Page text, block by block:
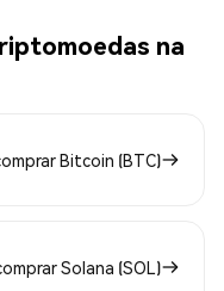
na
Bitcoin (BTC)
Solana (SOL)